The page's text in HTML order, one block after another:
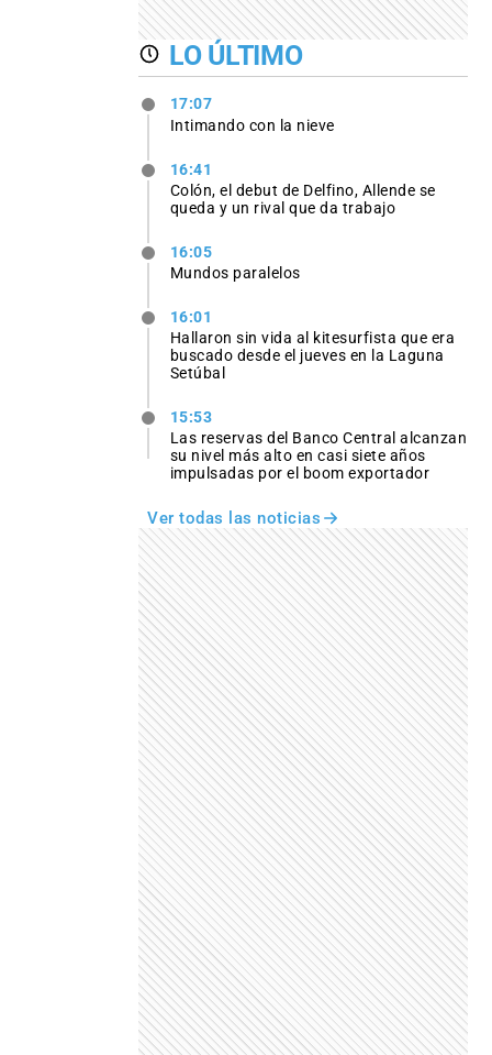
LO ÚLTIMO
17:07
Intimando con la nieve
16:41
Colón, el debut de Delfino, Allende se
queda y un rival que da trabajo
16:05
Mundos paralelos
16:01
Hallaron sin vida al kitesurfista que era
buscado desde el jueves en la Laguna
Setúbal
15:53
Las reservas del Banco Central alcanzan
su nivel más alto en casi siete años
impulsadas por el boom exportador
Ver todas las noticias